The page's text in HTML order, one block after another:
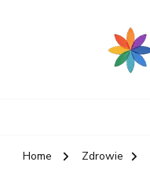
Home
Zdrowie